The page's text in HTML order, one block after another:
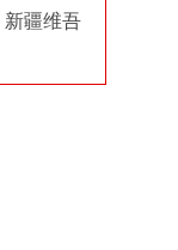
新疆维吾